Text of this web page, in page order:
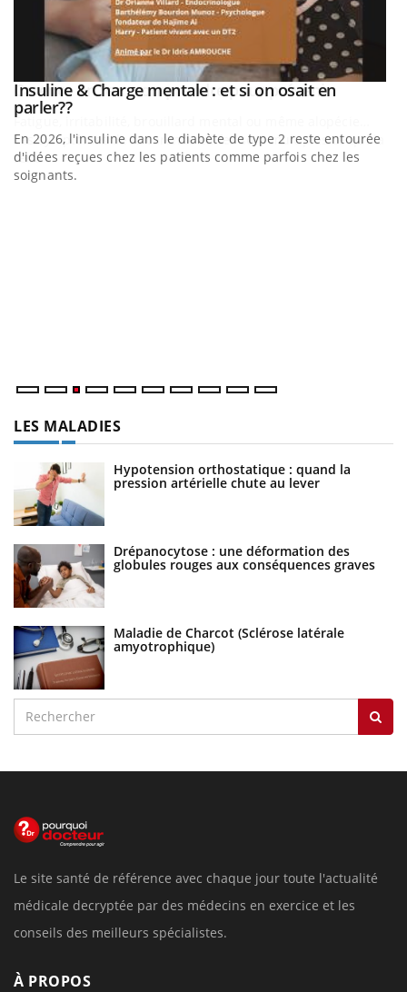
Youtube
Insuline & Charge mentale : et si on osait en
parler??Youtube
En 2026, l'insuline dans le diabète de type 2 reste entourée
d'idées reçues chez les patients comme parfois chez les
soignants.
LES MALADIES
Hypotension orthostatique : quand la
pression artérielle chute au lever
Drépanocytose : une déformation des
globules rouges aux conséquences graves
Maladie de Charcot (Sclérose latérale
amyotrophique)
Le site santé de référence avec chaque jour toute l'actualité
médicale decryptée par des médecins en exercice et les
conseils des meilleurs spécialistes.
À PROPOS